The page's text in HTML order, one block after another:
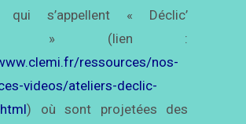
qui s’appellent « Déclic’
» (lien :
ressources/nos-
videos/ateliers-declic-
) où sont projetées des